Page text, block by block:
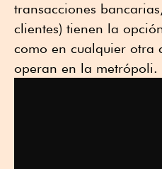
transacciones
clientes) tienen la
como en cualquier otra
operan en la metrópoli.